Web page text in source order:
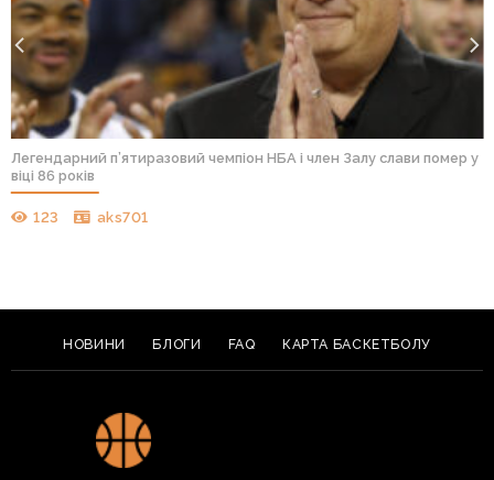
Легендарний п’ятиразовий чемпіон НБА і член Залу слави помер у
віці 86 років
123 aks701
НОВИНИ БЛОГИ FAQ КАРТА БАСКЕТБОЛУ